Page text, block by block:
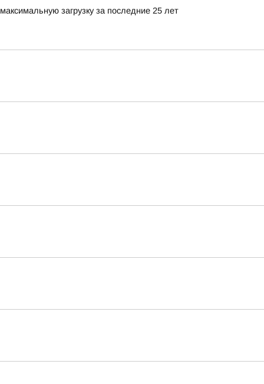
загрузку за последние 25 лет